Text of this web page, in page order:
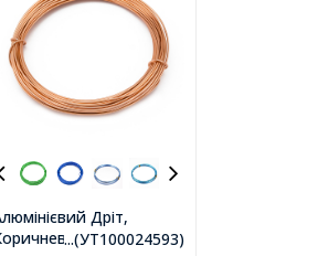
...(УТ100024593)
Дріт,
1мм,